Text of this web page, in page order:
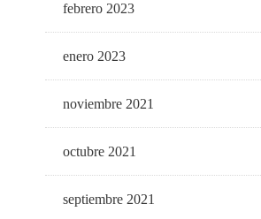
febrero 2023
enero 2023
noviembre 2021
octubre 2021
septiembre 2021